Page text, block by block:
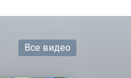
Все видео